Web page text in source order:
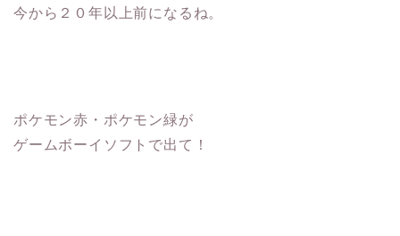
今から２０年以上前になるね。
ポケモン赤・ポケモン緑が
ゲームボーイソフトで出て！